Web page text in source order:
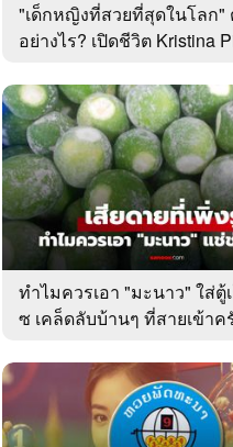
6 ตำนานจอมยุทธ์
ภูตถังซาน
(พากย์ไทย) 7
"เด็กหญิงที่สวยที่สุดในโลก"
อย่างไร? เปิดชีวิต Kristina
ทำไมควรเอา "มะนาว" ใส่ตู้
ซ เคล็ดลับบ้านๆ ที่สายเข้าค